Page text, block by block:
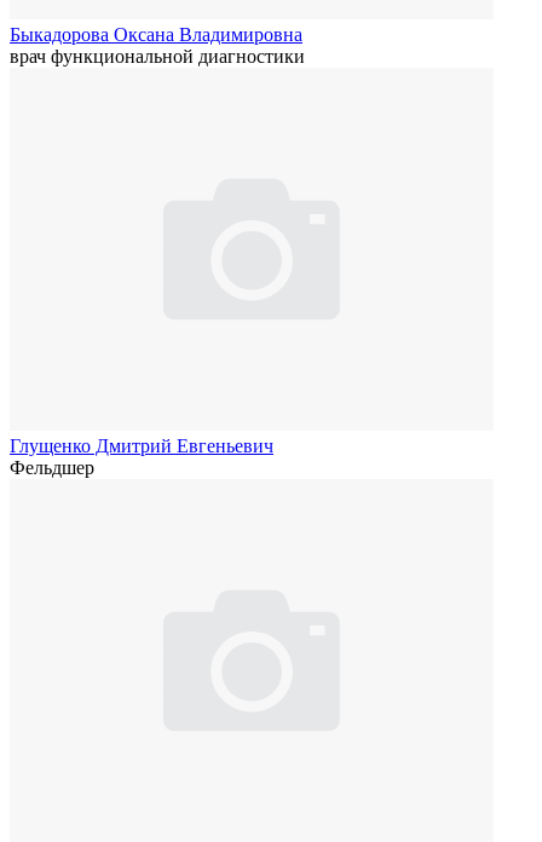
Быкадорова Оксана Владимировна
врач функциональной диагностики
Глущенко Дмитрий Евгеньевич
Фельдшер